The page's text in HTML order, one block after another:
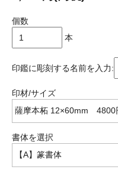
個数
本
印鑑に彫刻する名前を入力:
印材/サイズ
書体を選択